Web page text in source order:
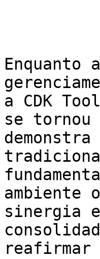
Enquanto
a CDK
se tornou
ambiente
sinergia
reafirmar